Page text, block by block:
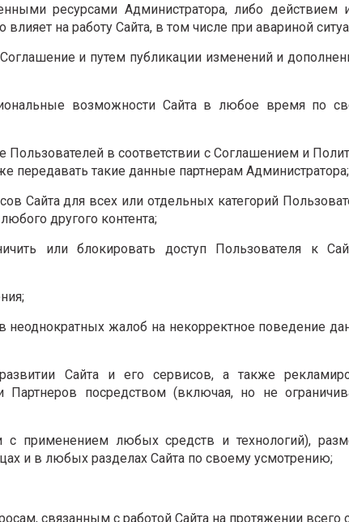
ресурсами Администратора, либо действием
на работу Сайта, в том числе при авариной
и путем публикации изменений и
возможности Сайта в любое время по
Пользователей в соответствии с Соглашением и
передавать такие данные партнерам Администратора;
Сайта для всех или отдельных категорий
другого контента;
или блокировать доступ Пользователя к
неоднократных жалоб на некорректное поведение
Сайта и его сервисов, а также
Партнеров посредством (включая, но не
применением любых средств и технологий),
и в любых разделах Сайта по своему усмотрению;
связанным с работой Сайта на протяжении всего